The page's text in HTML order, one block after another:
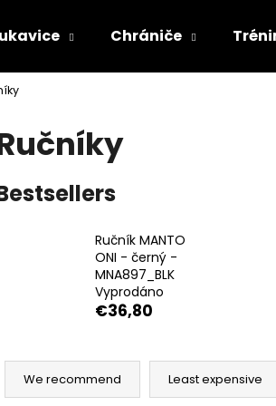
Chrániče
Ručník MANTO
ONI - černý -
MNA897_BLK
Vyprodáno
€36,80
P
We recommend Least expensive
are you looking for?
We recommend